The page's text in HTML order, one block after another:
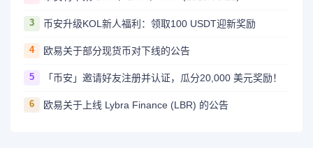
3 币安升级KOL新人福利：领取100 USDT迎新奖励
4 欧易关于部分现货币对下线的公告
5 「币安」邀请好友注册并认证，瓜分20,000 美元奖励！
6 欧易关于上线 Lybra Finance (LBR) 的公告